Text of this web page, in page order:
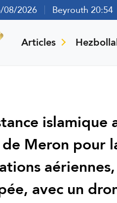
08/2026 Beyrouth 20:54
Articles
Meron pour
avec un